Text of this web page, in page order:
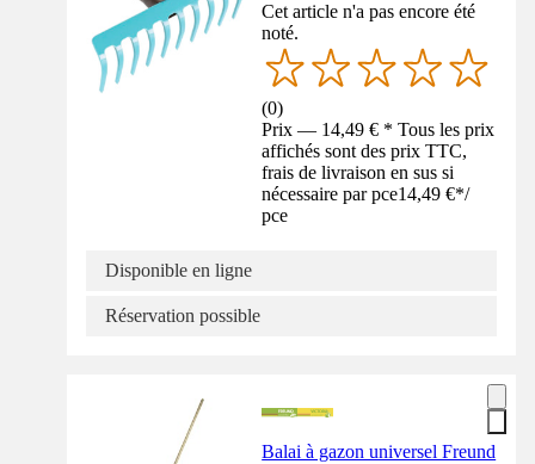
Cet article n'a pas encore été
noté.
(0)
Prix — 14,49 € * Tous les prix
affichés sont des prix TTC,
frais de livraison en sus si
nécessaire par pce14,49 €*/
pce
Disponible en ligne
Réservation possible
Balai à gazon universel Freund